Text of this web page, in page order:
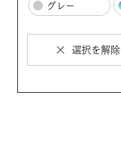
グレー
選択を解除